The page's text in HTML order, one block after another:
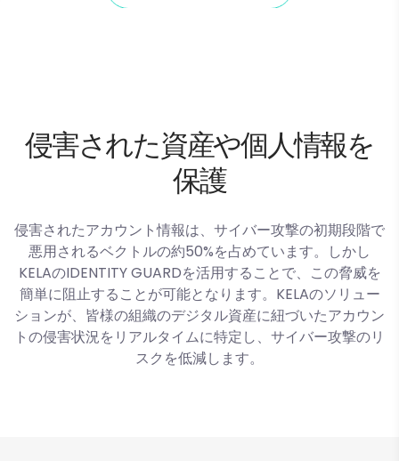
侵害された資産や個人情報を
保護
侵害されたアカウント情報は、サイバー攻撃の初期段階で
悪用されるベクトルの約50%を占めています。しかし
KELAのIDENTITY GUARDを活用することで、この脅威を
簡単に阻止することが可能となります。KELAのソリュー
ションが、皆様の組織のデジタル資産に紐づいたアカウン
トの侵害状況をリアルタイムに特定し、サイバー攻撃のリ
スクを低減します。